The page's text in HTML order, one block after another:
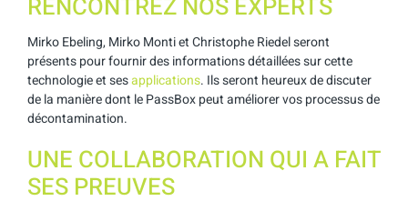
RENCONTREZ NOS EXPERTS
Mirko Ebeling, Mirko Monti et Christophe Riedel seront
présents pour fournir des informations détaillées sur cette
technologie et sesapplications. Ils seront heureux de discuter
de la manière dont le PassBox peut améliorer vos processus de
décontamination.
UNE COLLABORATION QUI A FAIT
SES PREUVES